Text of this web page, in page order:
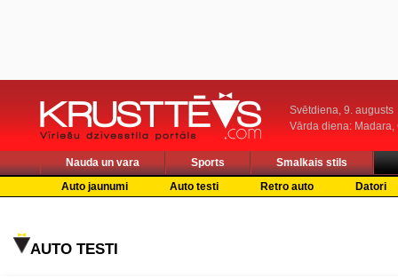
Svētdiena, 9. augusts
Vārda diena: Madara,
Nauda un vara Sports
Smalkais stils
Auto jaunumi
Auto testi Retro auto Datori
AUTO TESTI